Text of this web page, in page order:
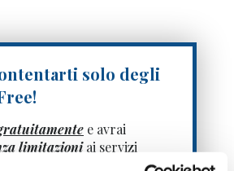
solo degli
e avrai
limitazioniai servizi